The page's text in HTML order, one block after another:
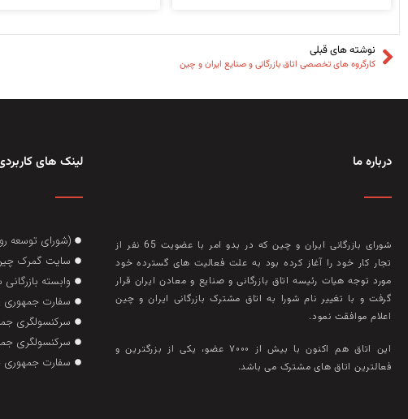
نوشته های قبلی
کارگروه های تخصصی اتاق بازرگانی و صنایع ایران و چین
درباره ما
شورای بازرگانی ایران و چین که در بدو امر با عضويت 65 نفر از
تجار کار خود را آغاز کرده بود به علت فعاليت‌ های گسترده خود
مورد توجه هيات رئيسه اتاق بازرگانی و صنايع و معادن ايران قرار
گرفت و با تغيير نام شورا به اتاق مشترک بازرگانی ايران و چين
اعلام موافقت نمود.
این اتاق هم‌ اکنون با بيش از ۷۰۰۰ عضو، يکی از بزرگترين و
فعالترين اتاق‌ های مشترک می باشد.
لینک های
(شورای توسعه
سایت گمرک چین
وابسته
سفارت جمهوری
سرکنسولگری
سرکنسولگری
سفارت جمهوری